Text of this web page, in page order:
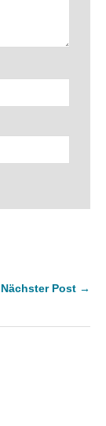
Nächster Post →